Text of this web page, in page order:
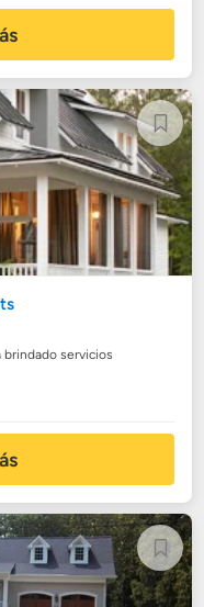
brindado servicios